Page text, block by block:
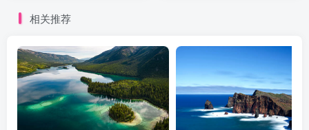
相关推荐